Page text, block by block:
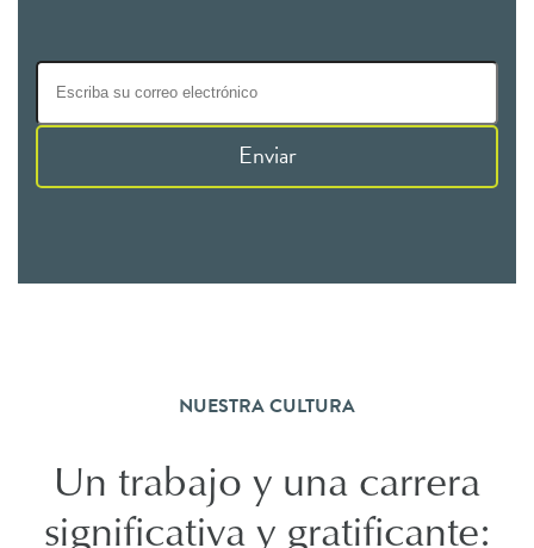
Enviar
NUESTRA CULTURA
Un trabajo y una carrera
significativa y gratificante: